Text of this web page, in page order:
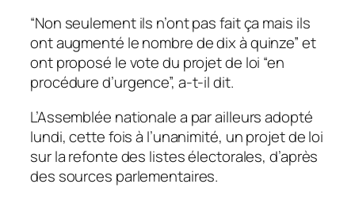
“Non seulement ils n’ont pas fait ça mais ils
ont augmenté le nombre de dix à quinze” et
ont proposé le vote du projet de loi “en
procédure d’urgence”, a-t-il dit.
L’Assemblée nationale a par ailleurs adopté
lundi, cette fois à l’unanimité, un projet de loi
sur la refonte des listes électorales, d’après
des sources parlementaires.